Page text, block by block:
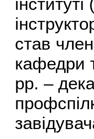
став
кафедри
рр. –